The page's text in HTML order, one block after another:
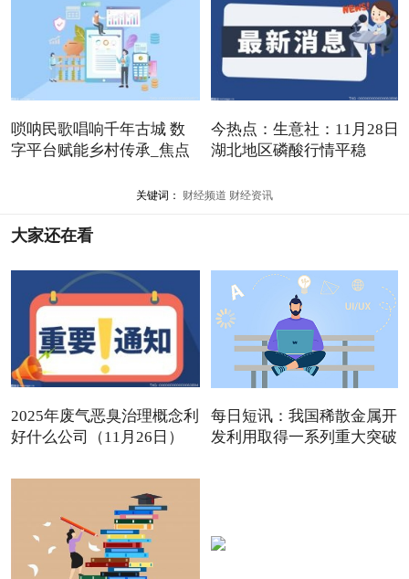
唢呐民歌唱响千年古城 数
字平台赋能乡村传承_焦点
今热点：生意社：11月28日
湖北地区磷酸行情平稳
关键词： 财经频道 财经资讯
大家还在看
2025年废气恶臭治理概念利
好什么公司（11月26日）
每日短讯：我国稀散金属开
发利用取得一系列重大突破